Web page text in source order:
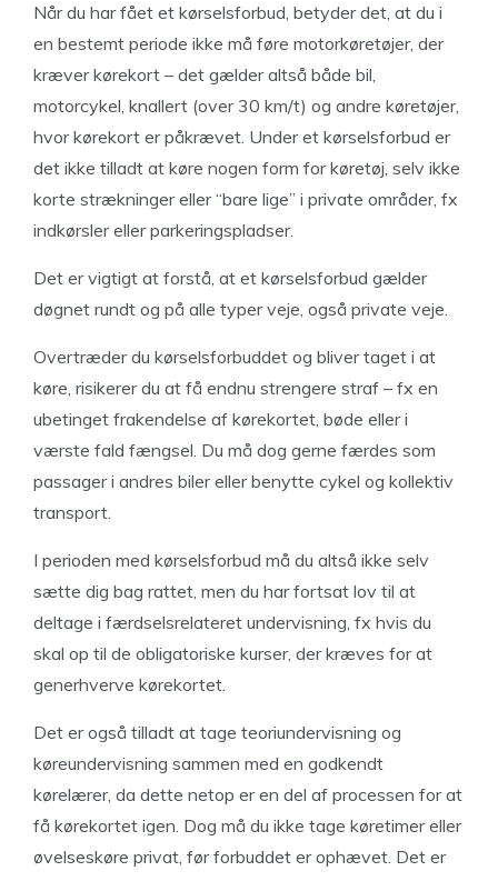
Når du har fået et kørselsforbud, betyder det, at du i
en bestemt periode ikke må føre motorkøretøjer, der
kræver kørekort – det gælder altså både bil,
motorcykel, knallert (over 30 km/t) og andre køretøjer,
hvor kørekort er påkrævet. Under et kørselsforbud er
det ikke tilladt at køre nogen form for køretøj, selv ikke
korte strækninger eller “bare lige” i private områder, fx
indkørsler eller parkeringspladser.
Det er vigtigt at forstå, at et kørselsforbud gælder
døgnet rundt og på alle typer veje, også private veje.
Overtræder du kørselsforbuddet og bliver taget i at
køre, risikerer du at få endnu strengere straf – fx en
ubetinget frakendelse af kørekortet, bøde eller i
værste fald fængsel. Du må dog gerne færdes som
passager i andres biler eller benytte cykel og kollektiv
transport.
I perioden med kørselsforbud må du altså ikke selv
sætte dig bag rattet, men du har fortsat lov til at
deltage i færdselsrelateret undervisning, fx hvis du
skal op til de obligatoriske kurser, der kræves for at
generhverve kørekortet.
Det er også tilladt at tage teoriundervisning og
køreundervisning sammen med en godkendt
kørelærer, da dette netop er en del af processen for at
få kørekortet igen. Dog må du ikke tage køretimer eller
øvelseskøre privat, før forbuddet er ophævet. Det er